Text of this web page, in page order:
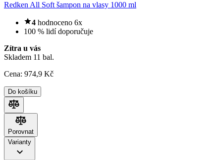
Redken All Soft šampon na vlasy 1000 ml
4 hodnoceno 6x
100 % lidí doporučuje
Zítra u vás
Skladem 11 bal.
Cena: 974,9 Kč
Do košíku
Porovnat
Porovnat
Varianty